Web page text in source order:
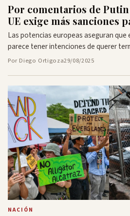
Por comentarios de
UE exige más sanciones
Las potencias europeas aseguran que
parece tener intenciones de querer
Por Diego Ortigoza29/08/2025
NACIÓN